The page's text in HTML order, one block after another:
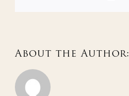
About the Author: